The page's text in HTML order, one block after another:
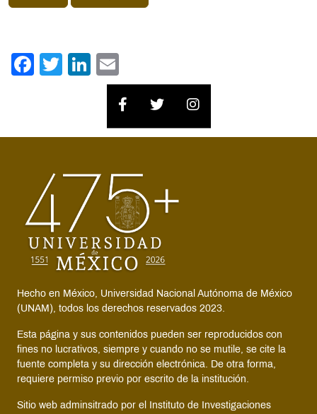
Facebook
TwitterLinkedIn
Hecho en México, Universidad Nacional Autónoma de México
(UNAM), todos los derechos reservados 2023.
Esta página y sus contenidos pueden ser reproducidos con
fines no lucrativos, siempre y cuando no se mutile, se cite la
fuente completa y su dirección electrónica. De otra forma,
requiere permiso previo por escrito de la institución.
Sitio web adminsitrado por el Instituto de Investigaciones